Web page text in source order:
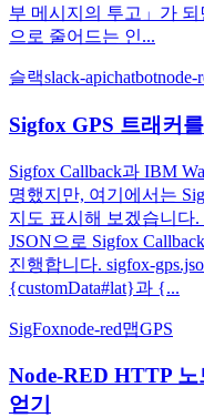
부 메시지의 투고」가
으로 줄어드는 인...
슬랙slack-apichatbotnode-
Sigfox GPS 트래커
Sigfox Callback과 IBM
명했지만, 여기에서는
지도 표시해 보겠습니다
JSON으로 Sigfox
진행합니다. sigfox-
{customData#lat}과 {...
SigFoxnode-red맵GPS
Node-RED HTTP
얻기